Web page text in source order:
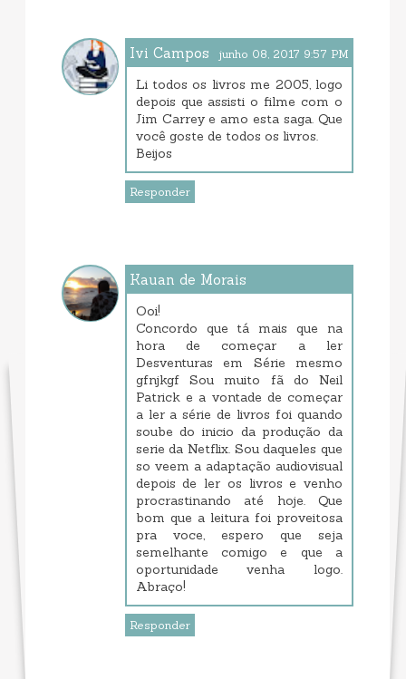
Ivi Campos junho 08, 2017 9:57 PM
Li todos os livros me 2005, logo
depois que assisti o filme com o
Jim Carrey e amo esta saga. Que
você goste de todos os livros.
Beijos
Responder
Kauan de Morais
Ooi!
Concordo que tá mais que na
hora de começar a ler
Desventuras em Série mesmo
gfnjkgf Sou muito fã do Neil
Patrick e a vontade de começar
a ler a série de livros foi quando
soube do inicio da produção da
serie da Netflix. Sou daqueles que
so veem a adaptação audiovisual
depois de ler os livros e venho
procrastinando até hoje. Que
bom que a leitura foi proveitosa
pra voce, espero que seja
semelhante comigo e que a
oportunidade venha logo.
Abraço!
Responder